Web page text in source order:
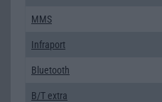
MMS
Infraport
Bluetooth
B/T extra